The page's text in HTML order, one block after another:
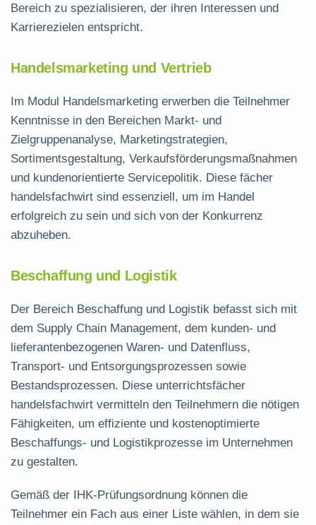
Bereich zu spezialisieren, der ihren Interessen und
Karrierezielen entspricht.
Handelsmarketing und Vertrieb
Im Modul Handelsmarketing erwerben die Teilnehmer
Kenntnisse in den Bereichen Markt- und
Zielgruppenanalyse, Marketingstrategien,
Sortimentsgestaltung, Verkaufsförderungsmaßnahmen
und kundenorientierte Servicepolitik. Diese fächer
handelsfachwirt sind essenziell, um im Handel
erfolgreich zu sein und sich von der Konkurrenz
abzuheben.
Beschaffung und Logistik
Der Bereich Beschaffung und Logistik befasst sich mit
dem Supply Chain Management, dem kunden- und
lieferantenbezogenen Waren- und Datenfluss,
Transport- und Entsorgungsprozessen sowie
Bestandsprozessen. Diese unterrichtsfächer
handelsfachwirt vermitteln den Teilnehmern die nötigen
Fähigkeiten, um effiziente und kostenoptimierte
Beschaffungs- und Logistikprozesse im Unternehmen
zu gestalten.
Gemäß der IHK-Prüfungsordnung können die
Teilnehmer ein Fach aus einer Liste wählen, in dem sie